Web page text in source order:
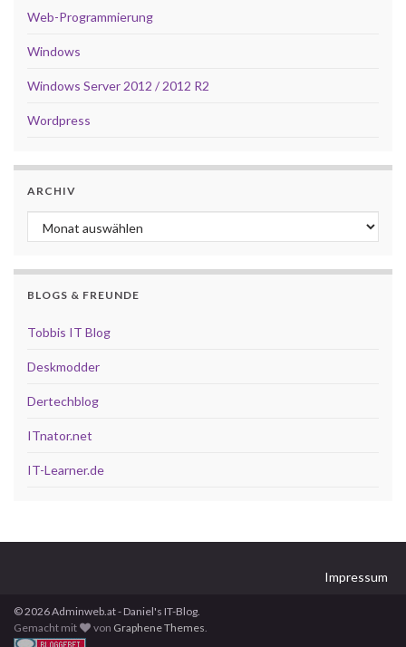
Web-Programmierung
Windows
Windows Server 2012 / 2012 R2
Wordpress
ARCHIV
Archiv
BLOGS & FREUNDE
Tobbis IT Blog
Deskmodder
Dertechblog
ITnator.net
IT-Learner.de
Impressum
© 2026 Adminweb.at - Daniel's IT-Blog.
Gemacht mit
von Graphene Themes